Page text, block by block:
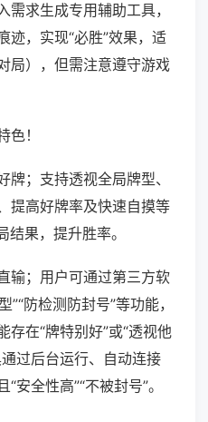
需求生成专用辅助工具，
迹，实现“必胜”效果，适
局），但需注意遵守游戏
！
；支持透视全局牌型、
提高好牌率及快速自摸等
果，提升胜率。
输；用户可通过第三方软
”“防检测防封号”等功能，
存在“牌特别好”或“透视他
过后台运行、自动连接
安全性高”“不被封号”。